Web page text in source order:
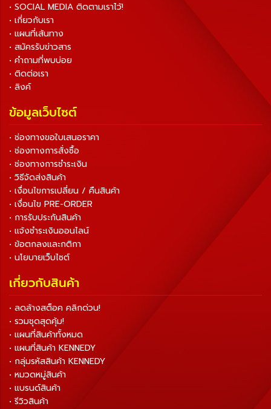
• SOCIAL MEDIA ติดตามเราไว้!
• เกี่ยวกับเรา
• แผนที่เส้นทาง
• สมัครรับข่าวสาร
• คำถามที่พบบ่อย
• ติดต่อเรา
• ลิงค์
ข้อมูลเว็บไซต์
• ช่องทางขอใบเสนอราคา
• ช่องทางการสั่งซื้อ
• ช่องทางการชำระเงิน
• วิธีจัดส่งสินค้า
• เงื่อนไขการเปลี่ยน / คืนสินค้า
• เงื่อนไข PRE-ORDER
• การรับประกันสินค้า
• แจ้งชำระเงินออนไลน์
• ข้อตกลงและกติกา
• นโยบายเว็บไซต์
เกี่ยวกับสินค้า
• ลดล้างสต็อค คลิกด่วน!
• รวมชุดสุดคุ้ม!
• แผนที่สินค้าทั้งหมด
• แผนที่สินค้า KENNEDY
• กลุ่มรหัสสินค้า KENNEDY
• หมวดหมู่สินค้า
• แบรนด์สินค้า
• รีวิวสินค้า